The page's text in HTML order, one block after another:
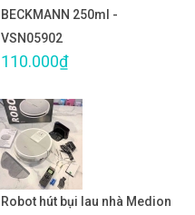
BECKMANN 250ml -
VSN05902
110.000₫
Robot hút bụi lau nhà Medion